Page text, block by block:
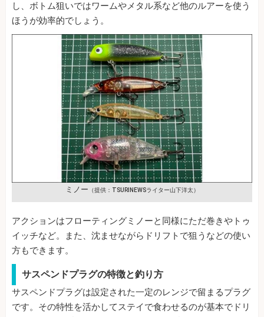
し、ボトム狙いではワームやメタル系など他のルアーを使う
ほうが効率的でしょう。
ミノー （提供：TSURINEWSライター山下洋太）
アクションはフローティングミノーと同様にただ巻きやトゥ
イッチなど。また、沈ませながらドリフトで狙うなどの使い
方もできます。
サスペンドプラグの特徴と釣り方
サスペンドプラグは設定された一定のレンジで留まるプラグ
です。その特性を活かしてステイで食わせるのが基本でドリ